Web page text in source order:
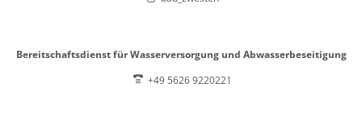
Bereitschaftsdienst für Wasserversorgung und Abwasserbeseitigung
+49 5626 9220221